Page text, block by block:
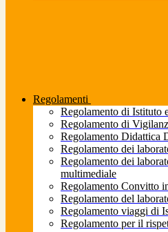
Regolamenti
Regolamento di Istituto
Regolamento di
Regolamento Didattica
Regolamento dei
Regolamento dei
multimediale
Regolamento Convitto
Regolamento del
Regolamento viaggi di
Regolamento per il